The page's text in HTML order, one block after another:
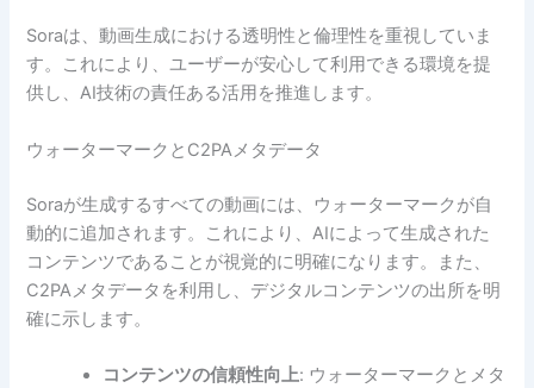
Soraは、動画生成における透明性と倫理性を重視していま
す。これにより、ユーザーが安心して利用できる環境を提
供し、AI技術の責任ある活用を推進します。
ウォーターマークとC2PAメタデータ
Soraが生成するすべての動画には、ウォーターマークが自
動的に追加されます。これにより、AIによって生成された
コンテンツであることが視覚的に明確になります。また、
C2PAメタデータを利用し、デジタルコンテンツの出所を明
確に示します。
コンテンツの信頼性向上: ウォーターマークとメタ